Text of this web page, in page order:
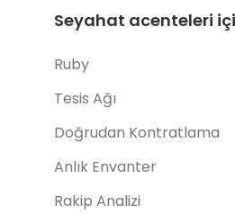
Seyahat acenteleri
Ruby
Tesis Ağı
Doğrudan Kontratlama
Anlık Envanter
Rakip Analizi